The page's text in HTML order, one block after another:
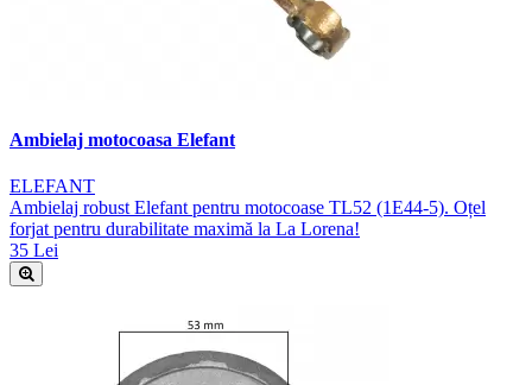
Ambielaj motocoasa Elefant
ELEFANT
Ambielaj robust Elefant pentru motocoase TL52 (1E44-5). Oțel
forjat pentru durabilitate maximă la La Lorena!
35 Lei